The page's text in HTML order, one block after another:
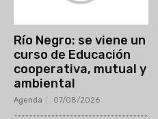
Río Negro: se viene un
curso de Educación
cooperativa, mutual y
ambiental
Agenda 07/08/2026